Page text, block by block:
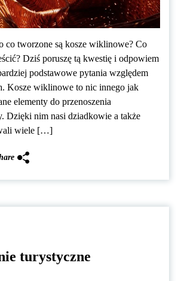
co tworzone są kosze wiklinowe? Co
Dziś poruszę tą kwestię i odpowiem
podstawowe pytania względem
Kosze wiklinowe to nic innego jak
elementy do przenoszenia
Dzięki nim nasi dziadkowie a także
wiele […]
turystyczne